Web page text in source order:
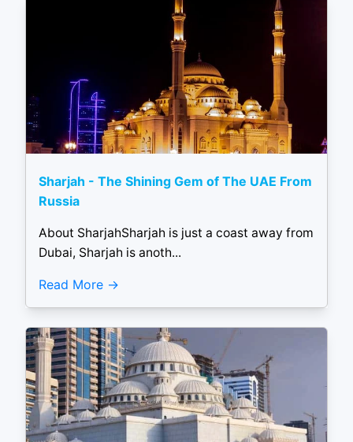
Sharjah - The Shining Gem of The UAE From
Russia
About SharjahSharjah is just a coast away from
Dubai, Sharjah is anoth...
Read More